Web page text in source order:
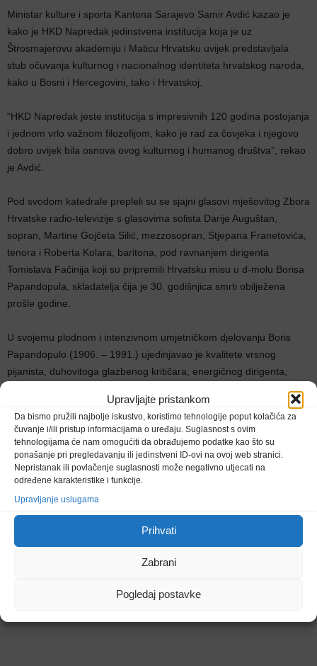
Upravljajte pristankom
Da bismo pružili najbolje iskustvo, koristimo tehnologije poput kolačića za
čuvanje i/ili pristup informacijama o uređaju. Suglasnost s ovim
tehnologijama će nam omogućiti da obrađujemo podatke kao što su
ponašanje pri pregledavanju ili jedinstveni ID-ovi na ovoj web stranici.
Nepristanak ili povlačenje suglasnosti može negativno utjecati na
određene karakteristike i funkcije.
Upravljanje uslugama
Prihvati
Zabrani
Pogledaj postavke
Ministar kulture i sporta Kantona Sarajevo Samir Avdić kazao je
kako je HKD Napredak jedinstvena institucija koja je uz
Štrosmajerovu akademiju i Maticu Hrvatsku uvijek predstavljala
stub očuvanja kulturnog i nacionalnog identiteta hrvatskog naroda,
kako u Bosni i Hercegovini, tako i Hrvatskoj.
“HKD Napredak jeste institucija s impresivnih 120 godina postojanja
i jednom vrlo važnom filozofijom, kako je rad za čovjeka i njegovo
dobro uvijek bila osnova ovog kulturnog i humanog društva”, rekao
je Avdić.
Pod svodom katedrale prepleli su se sjajni glasovi mješovitog Zbora
Hrvatske radio-televizije s glasovima solista Darije Auguštan,
sopran, Martine Gojčeta Silić, mezzosopran, Stjepana Franetovića,
tenora i Roberta Kolara, baritona, pod ravnanjem dirigenta
Tomislava Fačinija koji su pripremili Hrvatsku misu u d-molu Borisa
Papandopula, skladatelja čija je 30. godišnjica smrti obilježena
prošle godine.
U svojemu plodnom i intenzivnom umjetničkom djelovanju Boris
Papandopulo (1906. – 1991.) ujedinjavao je kvalitete vrsnog
pijanista, duhovitoga glazbenog kritičara, energičnog dirigenta,
Hrvatska misa monumentalno je djelo za zbor a cappella i četiri
solista, čiju šesterostavačnu koncepciju ponajprije određuje tekst
standardnog misnog ordinarija na hrvatskom jeziku, a skladatelj je
nizanjem odlomaka, većih i manjih solističkih i zborskih točaka.
Kroz sakralne izvedbe Gospode pomiluj, Slava, Vjerovanje, Svet,
Blagosloven i Jaganjče Božji Zbor i sjajni velikani solisti pokazali su
društvom Napredak obilježili najveći kršćanski blagdan Uskrs, ali i